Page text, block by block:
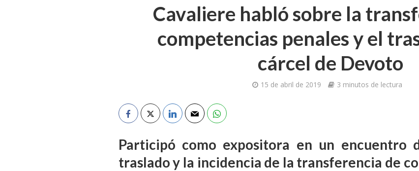
Cavaliere habló sobre la
competencias penales y el
cárcel de Devoto
15 de abril de 2019 3 minutos de lectura
Participó como expositora en un encuentro
traslado y la incidencia de la transferencia de